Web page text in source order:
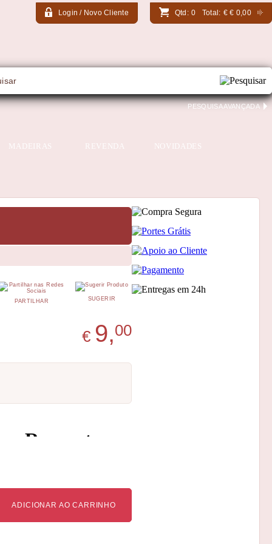
Login / Novo Cliente Qtd: 0 Total: €€ 0,00
PESQUISA AVANÇADA
MADEIRAS REVENDA NOVIDADES
SUGERIR
PARTILHAR
€ 9,00
ADICIONAR AO CARRINHO